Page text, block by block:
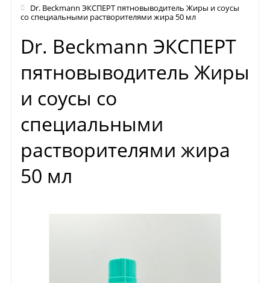
Dr. Beckmann ЭКСПЕРТ пятновыводитель Жиры и соусы
со специальными растворителями жира 50 мл
Dr. Beckmann ЭКСПЕРТ
пятновыводитель Жиры
и соусы со
специальными
растворителями жира
50 мл